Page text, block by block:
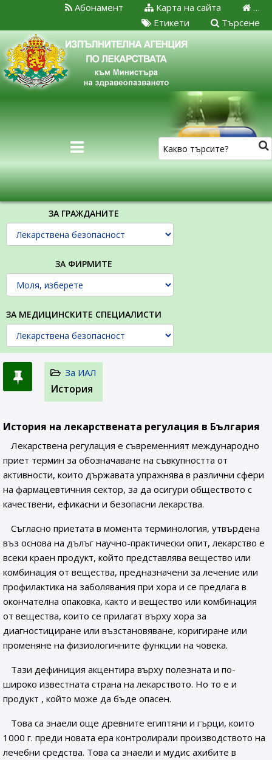
…
Карта на сайта
Абонамент
Търсене
Етикети
ЗА ГРАЖДАНИТЕ
ЗА ФИРМИТЕ
ЗА МЕДИЦИНСКИТЕ СПЕЦИАЛИСТИ
За ИАЛ
История
История на лекарствената регулация в България
Лекарствена регулация е съвременният международно
приет термин за обозначаване на съвкупността от
активности, които държавата упражнява в различни сфери
на фармацевтичния сектор, за да осигури обществото с
качествени, ефикасни и безопасни лекарства.
Съгласно приетата в момента терминология, утвърдена
въз основа на дълъг научно-практически опит, лекарство е
всеки краен продукт, който представлява вещество или
комбинация от вещества, предназначени за лечение или
профилактика на заболявания при хора и се предлага в
окончателна опаковка, както и вещество или комбинация
от вещества, които се прилагат върху хора за
диагностициране или възстановяване, коригиране или
променяне на физиологичните функции на човека.
Тази дефиниция акцентира върху полезната и по-
широко известната страна на лекарството. Но то е и
продукт , който може да бъде опасен.
Това са знаели още древните египтяни и гърци, които
1000 г. преди новата ера контролирали производството на
лечебни средства. Това са знаели и мудис ахибите в